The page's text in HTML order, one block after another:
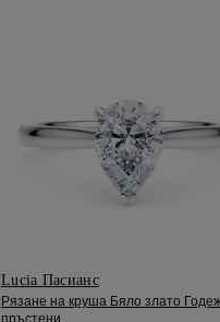
Lucia Пасианс
Рязане на круша Бяло злато
пръстени